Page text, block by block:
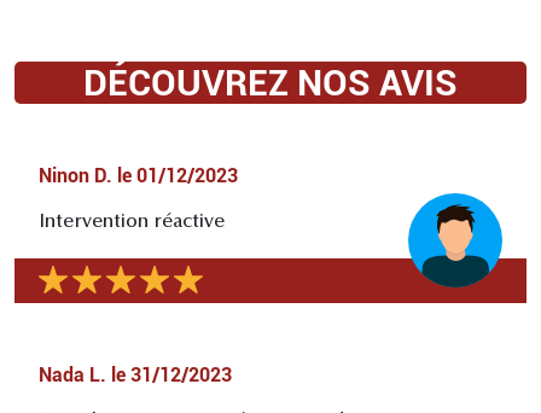
DÉCOUVREZ NOS AVIS
Ninon D. le 01/12/2023
Intervention réactive
Nada L. le 31/12/2023